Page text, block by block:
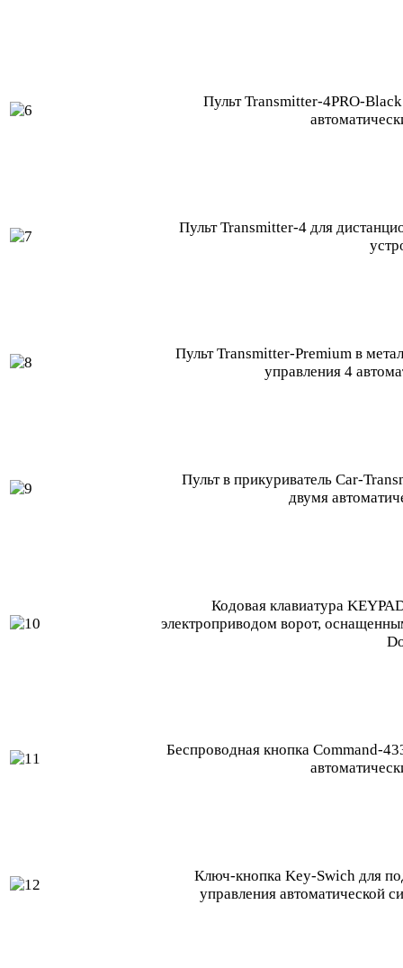
Пульт Transmitter-4PRO-
Пульт Transmitter-4 для
Пульт Transmitter-Premium в
управления 4
Пульт в прикуриватель Car-
двумя
Кодовая клавиатура
электроприводом ворот,
Беспроводная кнопка Command-
Ключ-кнопка Key-Swich для
управления автоматической